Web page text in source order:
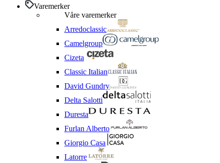
Varemerker
Våre varemerker
Arredoclassic
Camelgroup
Cizeta
Classic Italian
David Gundry
Delta Salotti
Duresta
Furlan Alberto
Giorgio Casa
Latorre